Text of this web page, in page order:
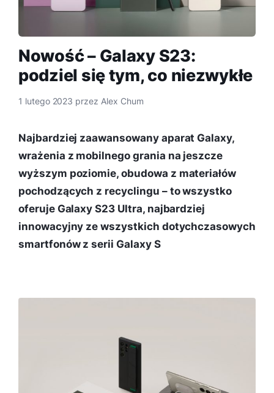
Nowość – Galaxy S23:
podziel się tym, co niezwykłe
1 lutego 2023 przez Alex Chum
Najbardziej zaawansowany aparat Galaxy,
wrażenia z mobilnego grania na jeszcze
wyższym poziomie, obudowa z materiałów
pochodzących z recyclingu – to wszystko
oferuje Galaxy S23 Ultra, najbardziej
innowacyjny ze wszystkich dotychczasowych
smartfonów z serii Galaxy S